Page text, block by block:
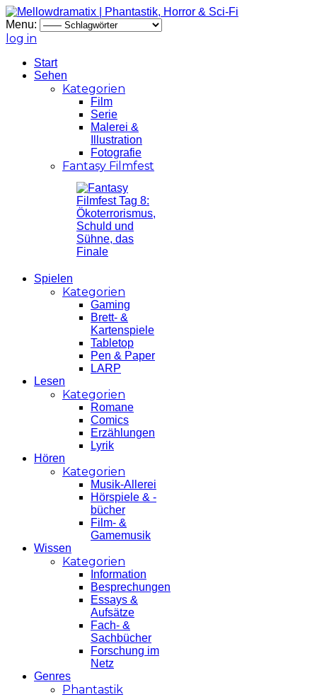
Menu:
log in
Start
Sehen
Kategorien
Film
Serie
Malerei &
Illustration
Fotografie
Fantasy Filmfest
Spielen
Kategorien
Gaming
Brett- &
Kartenspiele
Tabletop
Pen & Paper
LARP
Lesen
Kategorien
Romane
Comics
Erzählungen
Lyrik
Hören
Kategorien
Musik-Allerei
Hörspiele & -
bücher
Film- &
Gamemusik
Wissen
Kategorien
Information
Besprechungen
Essays &
Aufsätze
Fach- &
Sachbücher
Forschung im
Netz
Genres
Phantastik